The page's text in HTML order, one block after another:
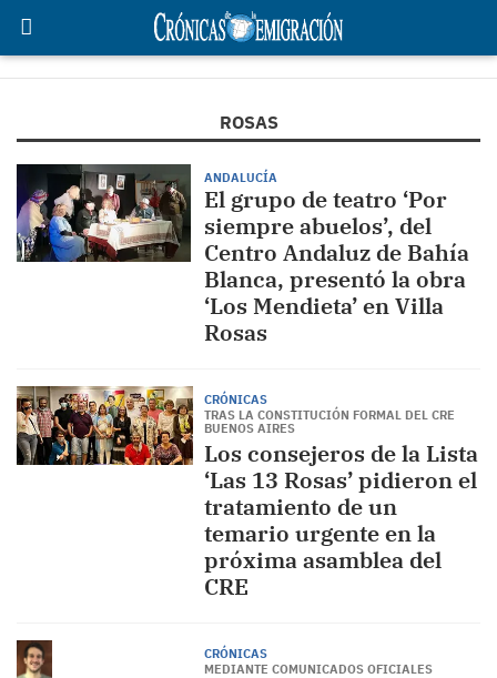
ROSAS
ANDALUCÍA
El grupo de teatro ‘Por
siempre abuelos’, del
Centro Andaluz de Bahía
Blanca, presentó la obra
‘Los Mendieta’ en Villa
Rosas
CRÓNICAS
TRAS LA CONSTITUCIÓN FORMAL DEL CRE
BUENOS AIRES
Los consejeros de la Lista
‘Las 13 Rosas’ pidieron el
tratamiento de un
temario urgente en la
próxima asamblea del
CRE
CRÓNICAS
MEDIANTE COMUNICADOS OFICIALES